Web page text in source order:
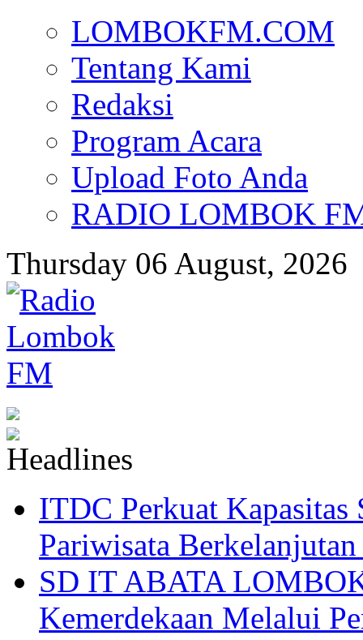
LOMBOKFM.COM
Tentang Kami
Redaksi
Program Acara
Upload Foto Anda
RADIO LOMBOK
Thursday 06 August, 2026
ITDC Perkuat
Pariwisata
SD IT ABATA
Kemerdekaan Melalui